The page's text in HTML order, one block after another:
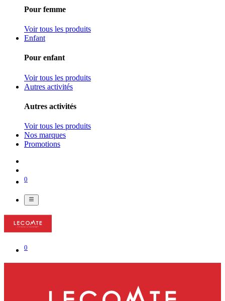
Pour femme
Voir tous les produits
Enfant
Pour enfant
Voir tous les produits
Autres activités
Autres activités
Voir tous les produits
Nos marques
Promotions
0
0